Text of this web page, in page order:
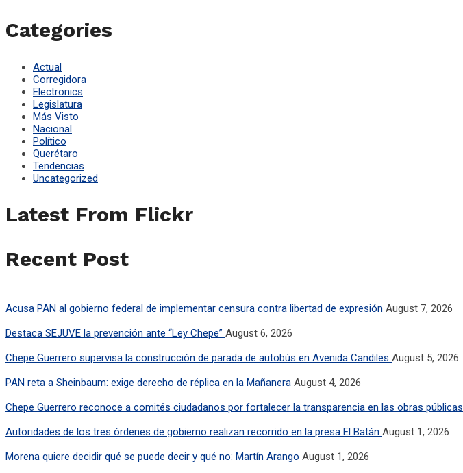
Categories
Actual
Corregidora
Electronics
Legislatura
Más Visto
Nacional
Político
Querétaro
Tendencias
Uncategorized
Latest From Flickr
Recent Post
Acusa PAN al gobierno federal de implementar censura contra libertad de expresión August 7, 2026
Destaca SEJUVE la prevención ante “Ley Chepe” August 6, 2026
Chepe Guerrero supervisa la construcción de parada de autobús en Avenida Candiles August 5, 2026
PAN reta a Sheinbaum: exige derecho de réplica en la Mañanera August 4, 2026
Chepe Guerrero reconoce a comités ciudadanos por fortalecer la transparencia en las obras públicas
Autoridades de los tres órdenes de gobierno realizan recorrido en la presa El Batán August 1, 2026
Morena quiere decidir qué se puede decir y qué no: Martín Arango August 1, 2026